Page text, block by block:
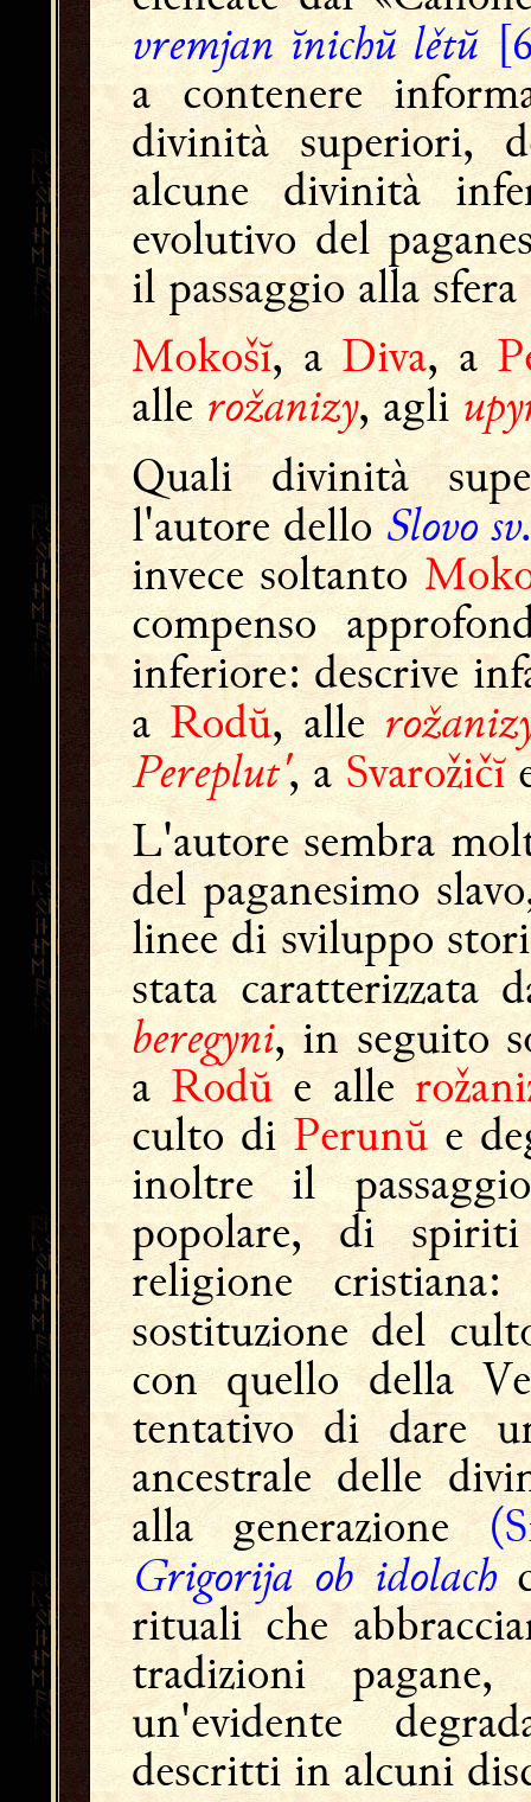
vremjan ĭnichŭ lětŭ
a contenere
divinità superiori,
alcune divinità
evolutivo del
il passaggio alla
Mokošĭ, aDiva, a
allerožanizy, agli
Quali divinità
l'autore dello Slovo
invece soltanto
compenso
inferiore: descrive
aRodŭ, alle
Pereplut', aSvarožičĭ
L'autore sembra
del paganesimo
linee di sviluppo
stata
beregyni, in seguito
aRodŭ e alle
culto diPerunŭe
inoltre il
popolare, di
religione
sostituzione del
con quello della
tentativo di dare
ancestrale delle
alla generazione
Grigorija ob idolach
rituali che
tradizioni
un'evidente
descritti in alcuni